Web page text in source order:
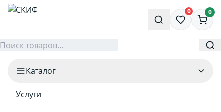
0 0
Каталог
Услуги